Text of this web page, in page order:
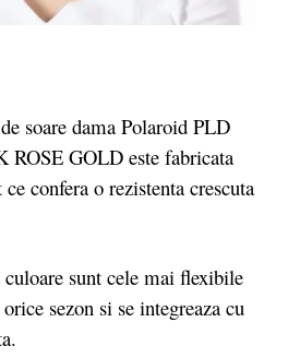
soare dama Polaroid PLD
GOLD este fabricata
confera o rezistenta crescuta
sunt cele mai flexibile
sezon si se integreaza cu